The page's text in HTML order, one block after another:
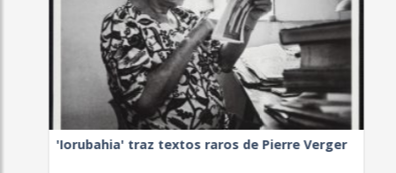
'Iorubahia' traz textos raros de Pierre Verger